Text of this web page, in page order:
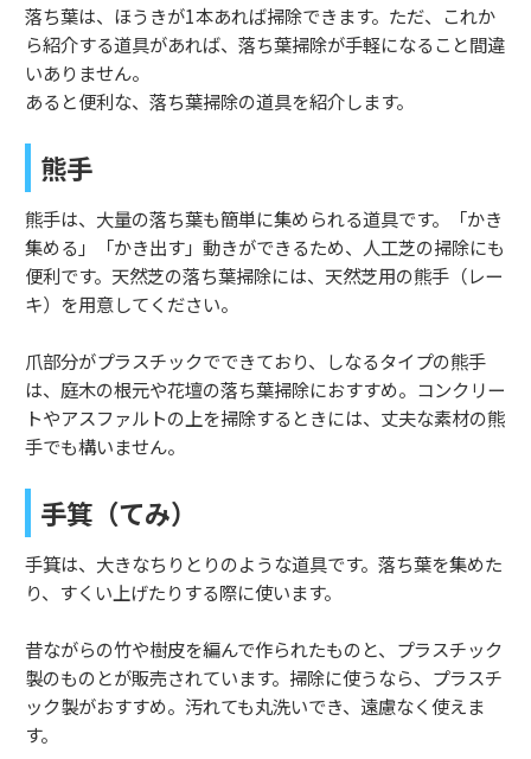
落ち葉は、ほうきが1本あれば掃除できます。ただ、これか
ら紹介する道具があれば、落ち葉掃除が手軽になること間違
いありません。
あると便利な、落ち葉掃除の道具を紹介します。
熊手
熊手は、大量の落ち葉も簡単に集められる道具です。「かき
集める」「かき出す」動きができるため、人工芝の掃除にも
便利です。天然芝の落ち葉掃除には、天然芝用の熊手（レー
キ）を用意してください。
爪部分がプラスチックでできており、しなるタイプの熊手
は、庭木の根元や花壇の落ち葉掃除におすすめ。コンクリー
トやアスファルトの上を掃除するときには、丈夫な素材の熊
手でも構いません。
手箕（てみ）
手箕は、大きなちりとりのような道具です。落ち葉を集めた
り、すくい上げたりする際に使います。
昔ながらの竹や樹皮を編んで作られたものと、プラスチック
製のものとが販売されています。掃除に使うなら、プラスチ
ック製がおすすめ。汚れても丸洗いでき、遠慮なく使えま
す。